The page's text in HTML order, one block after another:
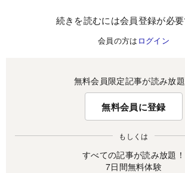
続きを読むには会員登録が必要
会員の方は ログイン
無料会員限定記事が読み放題
無料会員に登録
もしくは
すべての記事が読み放題！
7日間無料体験